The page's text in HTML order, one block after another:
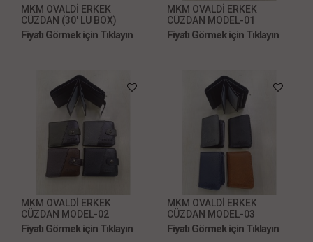
MKM OVALDİ ERKEK
CÜZDAN (30' LU BOX)
Fiyatı Görmek için Tıklayın
MKM OVALDİ ERKEK
CÜZDAN MODEL-01
Fiyatı Görmek için Tıklayın
MKM OVALDİ ERKEK
CÜZDAN MODEL-02
Fiyatı Görmek için Tıklayın
MKM OVALDİ ERKEK
CÜZDAN MODEL-03
Fiyatı Görmek için Tıklayın